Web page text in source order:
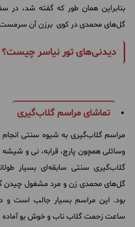
بنابراین همان طور که گفته شد، در
گل‌های محمدی در کوی برزن آن
دیدنی‌های تور نیاسر چیست؟
تماشای مراسم گلاب‌گیری
مراسم گلاب‌گیری به شیوه سنتی
وسائلی همچون پارچ، قرابه، نی و
گلاب‌گیری سنتی سابقه‌ای بسیار
گل‌های محمدی زن و مرد مشغول چیدن
ساعت زحمت گلاب ناب و خوش بو آماده